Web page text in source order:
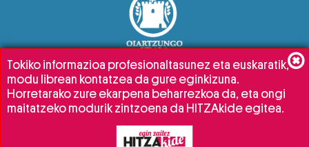
Tokiko informazioa profesionaltasunez eta euskaratik,
modu librean kontatzea da gure eginkizuna.
Horretarako zure ekarpena beharrezkoa da, eta ongi
maitatzeko modurik zintzoena da HITZAkide egitea.